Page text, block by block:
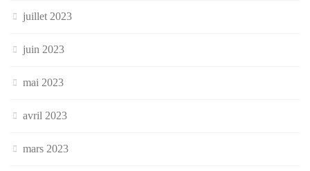
juillet 2023
juin 2023
mai 2023
avril 2023
mars 2023